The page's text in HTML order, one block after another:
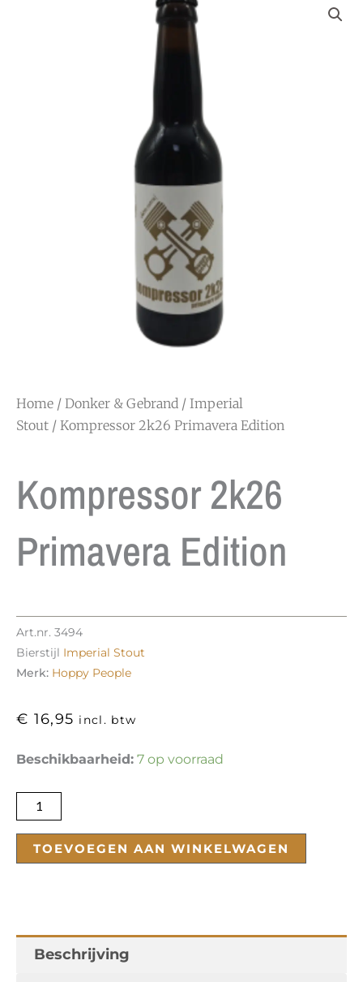
Home / Donker & Gebrand / Imperial
Stout / Kompressor 2k26 Primavera Edition
Kompressor 2k26
Primavera Edition
Art.nr. 3494
Bierstijl Imperial Stout
Merk: Hoppy People
€ 16,95 incl. btw
Beschikbaarheid: 7 op voorraad
Kompressor
Primavera
Edition
TOEVOEGEN AAN WINKELWAGEN
Beschrijving